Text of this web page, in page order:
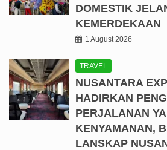
DOMESTIK
KEMERDEKAAN
1 August 2026
TRAVEL
NUSANTARA
HADIRKAN
PERJALANAN
KENYAMANAN,
LANSKAP